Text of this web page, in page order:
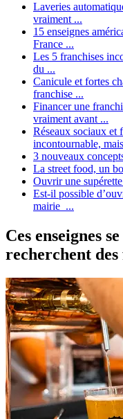
Laveries
vraiment ...
15 enseignes
France ...
Les 5 franchises
du ...
Canicule et fortes
franchise ...
Financer une
vraiment avant ...
Réseaux sociaux et
incontournable,
3 nouveaux
La street food, un
Ouvrir une
Est-il possible
mairie ...
Ces enseignes
recherchent des